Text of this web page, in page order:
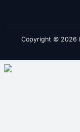
Copyright © 2026